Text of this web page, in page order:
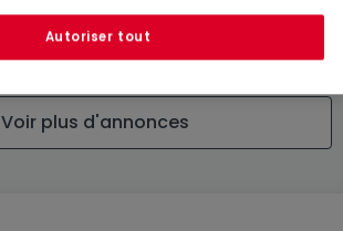
790 000 €
2
Voir plus d'annonces
Autoriser tout